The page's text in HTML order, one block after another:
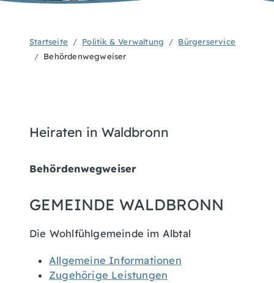
Startseite Politik & Verwaltung
Bürgerservice
Behördenwegweiser
Heiraten in Waldbronn
Behördenwegweiser
GEMEINDE WALDBRONN
Die Wohlfühlgemeinde im Albtal
Allgemeine Informationen
Zugehörige Leistungen